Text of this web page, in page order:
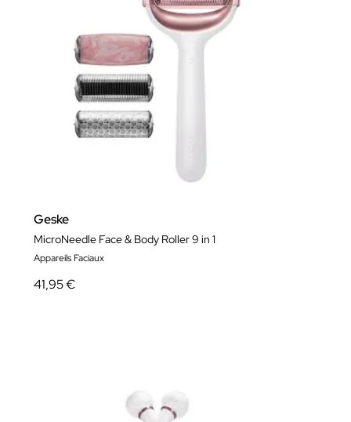
Geske
MicroNeedle Face & Body Roller 9 in 1
Appareils Faciaux
41,95 €